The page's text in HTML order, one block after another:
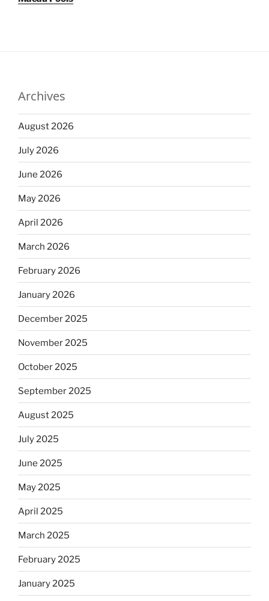
Archives
August 2026
July 2026
June 2026
May 2026
April 2026
March 2026
February 2026
January 2026
December 2025
November 2025
October 2025
September 2025
August 2025
July 2025
June 2025
May 2025
April 2025
March 2025
February 2025
January 2025